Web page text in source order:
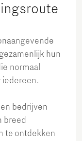
hun
normaal
iedereen.
bedrijven
breed
te ontdekken